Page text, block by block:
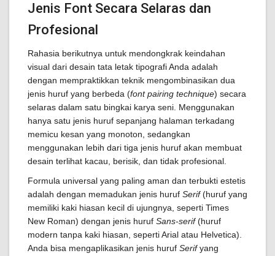
Jenis Font Secara Selaras dan
Profesional
Rahasia berikutnya untuk mendongkrak keindahan
visual dari desain tata letak tipografi Anda adalah
dengan mempraktikkan teknik mengombinasikan dua
jenis huruf yang berbeda (font pairing technique) secara
selaras dalam satu bingkai karya seni. Menggunakan
hanya satu jenis huruf sepanjang halaman terkadang
memicu kesan yang monoton, sedangkan
menggunakan lebih dari tiga jenis huruf akan membuat
desain terlihat kacau, berisik, dan tidak profesional.
Formula universal yang paling aman dan terbukti estetis
adalah dengan memadukan jenis huruf Serif(huruf yang
memiliki kaki hiasan kecil di ujungnya, seperti Times
New Roman) dengan jenis huruf Sans-serif(huruf
modern tanpa kaki hiasan, seperti Arial atau Helvetica).
Anda bisa mengaplikasikan jenis huruf Serifyang